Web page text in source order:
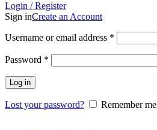
Login / Register
Sign inCreate an Account
Username or email address *
Password *
Log in
Lost your password? Remember me